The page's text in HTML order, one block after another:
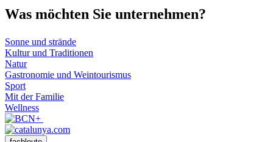
Was möchten Sie unternehmen?
Sonne und strände
Kultur und Traditionen
Natur
Gastronomie und Weintourismus
Sport
Mit der Familie
Wellness